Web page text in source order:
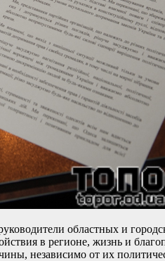
областных и
в регионе, жизнь и
независимо от их